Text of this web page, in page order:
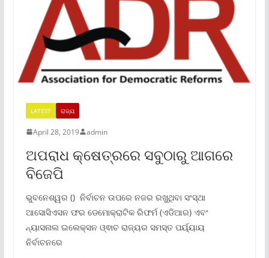
LATEST ରାଜ୍ୟ
April 28, 2019 admin
ଅପରାଧ କ୍ଷେତ୍ରରେ ସବୁଠାରୁ ଆଗରେ
ବିଜେପି
ଭୁବନେଶ୍ୱର () ନିର୍ବାଚନ ଉପରେ ନଜର ରଖୁଥିବା ସଂସ୍ଥା
ଆସୋସିଏସନ ଫର ଡେମୋକ୍ରାଟିକ ରିଫର୍ମ (ଏଡିଆର) ଏବଂ
ନ୍ୟାସନାଲ ଇଲେକ୍ସନ ଓ୍ଵାଚ ରାଜ୍ୟର ସମସ୍ତ ପର୍ୟ୍ୟାୟ
ନିର୍ବାଚନରେ